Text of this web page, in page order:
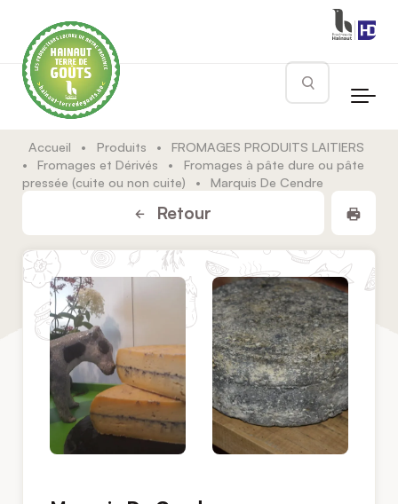
Rechercher
Accueil • Produits •
FROMAGES PRODUITS LAITIERS
•
Fromages et Dérivés •
Fromages à pâte dure ou pâte
pressée (cuite ou non cuite)
• Marquis De Cendre
Retour